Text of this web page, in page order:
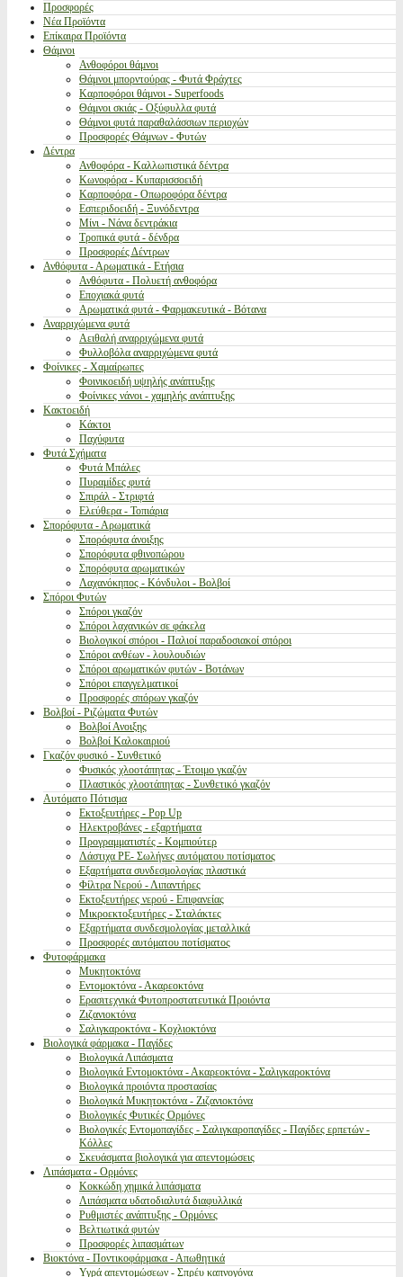
Προσφορές
Νέα Προϊόντα
Επίκαιρα Προϊόντα
Θάμνοι
Ανθοφόροι θάμνοι
Θάμνοι μπορντούρας - Φυτά Φράχτες
Καρποφόροι θάμνοι - Superfoods
Θάμνοι σκιάς - Οξύφυλλα φυτά
Θάμνοι φυτά παραθαλάσσιων περιοχών
Προσφορές Θάμνων - Φυτών
Δέντρα
Ανθοφόρα - Καλλωπιστικά δέντρα
Κωνοφόρα - Κυπαρισσοειδή
Καρποφόρα - Οπωροφόρα δέντρα
Εσπεριδοειδή - Ξυνόδεντρα
Μίνι - Νάνα δεντράκια
Τροπικά φυτά - δένδρα
Προσφορές Δέντρων
Ανθόφυτα - Αρωματικά - Ετήσια
Ανθόφυτα - Πολυετή ανθοφόρα
Εποχιακά φυτά
Αρωματικά φυτά - Φαρμακευτικά - Βότανα
Αναρριχώμενα φυτά
Αειθαλή αναρριχώμενα φυτά
Φυλλοβόλα αναρριχώμενα φυτά
Φοίνικες - Χαμαίρωπες
Φοινικοειδή υψηλής ανάπτυξης
Φοίνικες νάνοι - χαμηλής ανάπτυξης
Κακτοειδή
Κάκτοι
Παχύφυτα
Φυτά Σχήματα
Φυτά Μπάλες
Πυραμίδες φυτά
Σπιράλ - Στριφτά
Ελεύθερα - Τοπιάρια
Σπορόφυτα - Αρωματικά
Σπορόφυτα άνοιξης
Σπορόφυτα φθινοπώρου
Σπορόφυτα αρωματικών
Λαχανόκηπος - Κόνδυλοι - Βολβοί
Σπόροι Φυτών
Σπόροι γκαζόν
Σπόροι λαχανικών σε φάκελα
Βιολογικοί σπόροι - Παλιοί παραδοσιακοί σπόροι
Σπόροι ανθέων - λουλουδιών
Σπόροι αρωματικών φυτών - Βοτάνων
Σπόροι επαγγελματικοί
Προσφορές σπόρων γκαζόν
Βολβοί - Ριζώματα Φυτών
Βολβοί Ανοιξης
Βολβοί Καλοκαιριού
Γκαζόν φυσικό - Συνθετικό
Φυσικός χλοοτάπητας - Έτοιμο γκαζόν
Πλαστικός χλοοτάπητας - Συνθετικό γκαζόν
Αυτόματο Πότισμα
Εκτοξευτήρες - Pop Up
Ηλεκτροβάνες - εξαρτήματα
Προγραμματιστές - Κομπιούτερ
Λάστιχα PE- Σωλήνες αυτόματου ποτίσματος
Εξαρτήματα συνδεσμολογίας πλαστικά
Φίλτρα Νερού - Λιπαντήρες
Εκτοξευτήρες νερού - Επιφανείας
Μικροεκτοξευτήρες - Σταλάκτες
Εξαρτήματα συνδεσμολογίας μεταλλικά
Προσφορές αυτόματου ποτίσματος
Φυτοφάρμακα
Μυκητοκτόνα
Εντομοκτόνα - Ακαρεοκτόνα
Ερασιτεχνικά Φυτοπροστατευτικά Προιόντα
Ζιζανιοκτόνα
Σαλιγκαροκτόνα - Κοχλιοκτόνα
Βιολογικά φάρμακα - Παγίδες
Βιολογικά Λιπάσματα
Βιολογικά Εντομοκτόνα - Ακαρεοκτόνα - Σαλιγκαροκτόνα
Βιολογικά προιόντα προστασίας
Βιολογικά Μυκητοκτόνα - Ζιζανιοκτόνα
Βιολογικές Φυτικές Ορμόνες
Βιολογικές Εντομοπαγίδες - Σαλιγκαροπαγίδες - Παγίδες ερπετών -
Κόλλες
Σκευάσματα βιολογικά για απεντομώσεις
Λιπάσματα - Ορμόνες
Κοκκώδη χημικά λιπάσματα
Λιπάσματα υδατοδιαλυτά διαφυλλικά
Ρυθμιστές ανάπτυξης - Ορμόνες
Βελτιωτικά φυτών
Προσφορές λιπασμάτων
Βιοκτόνα - Ποντικοφάρμακα - Απωθητικά
Υγρά απεντομώσεων - Σπρέυ καπνογόνα